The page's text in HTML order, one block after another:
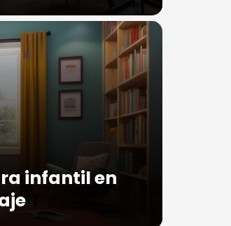
infantil en